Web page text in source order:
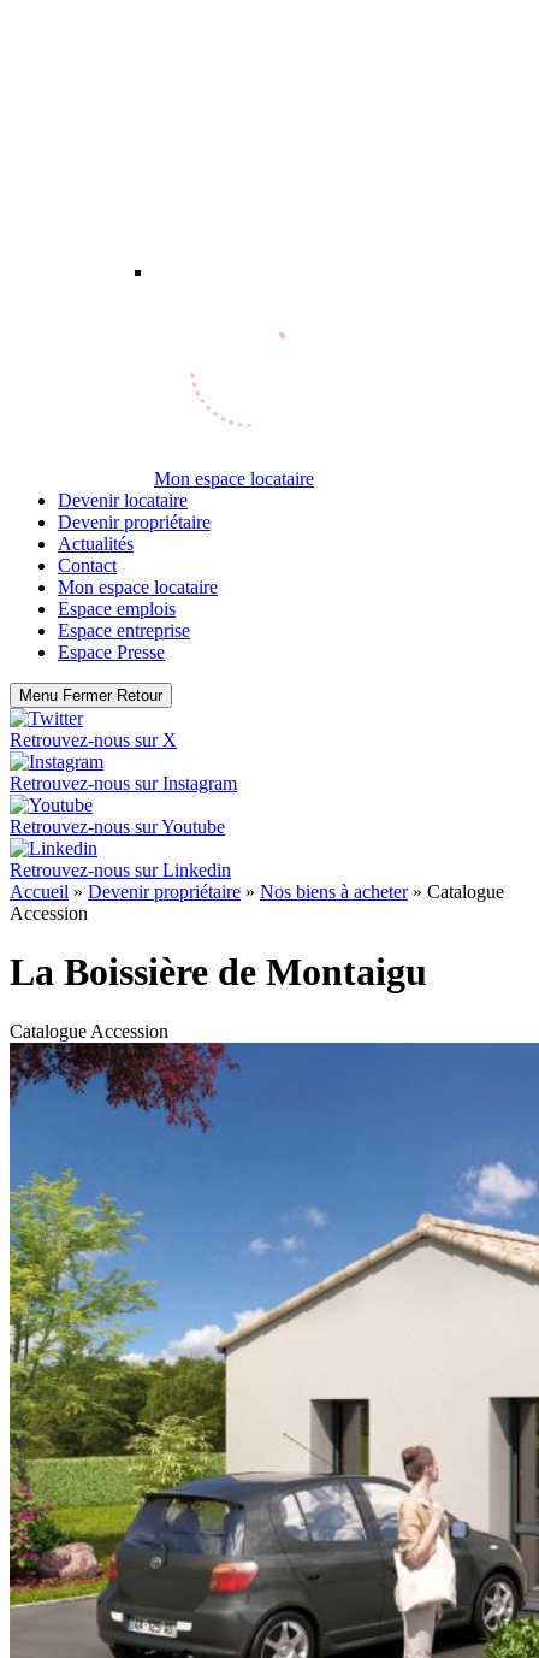
Mon espace locataire
Devenir locataire
Devenir propriétaire
Actualités
Contact
Mon espace locataire
Espace emplois
Espace entreprise
Espace Presse
Menu Fermer Retour
Retrouvez-nous sur X
Retrouvez-nous surInstagram
Retrouvez-nous surYoutube
Retrouvez-nous surLinkedin
Accueil » Devenir propriétaire » Nos biens à acheter» Catalogue
Accession
La Boissière de Montaigu
Catalogue Accession